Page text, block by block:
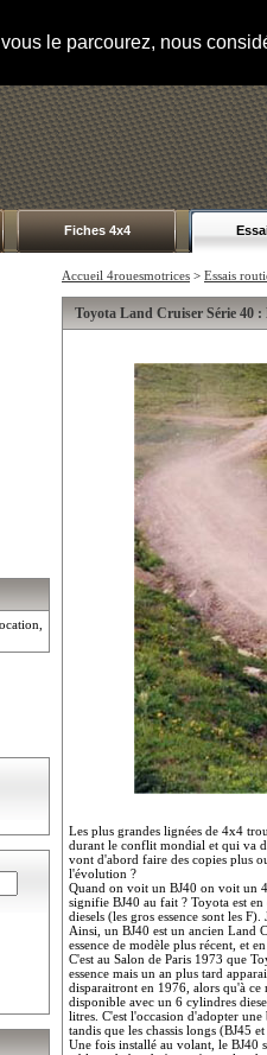
le parcourez, nous
Fiches 4x4
Accueil 4rouesmotrices > Essais
Toyota Land Cruiser Série 40 :
Les plus grandes lignées de 4x4
durant le conflit mondial et qui va
vont d'abord faire des copies plus
l'évolution ?
Quand on voit un BJ40 on voit un
signifie BJ40 au fait ? Toyota est
diesels (les gros essence sont les
Ainsi, un BJ40 est un ancien Land
essence de modèle plus récent, et en
C'est au Salon de Paris 1973 que
essence mais un an plus tard
disparaitront en 1976, alors qu'à ce
disponible avec un 6 cylindres
litres. C'est l'occasion d'adopter
tandis que les chassis longs (BJ45
Une fois installé au volant, le BJ40